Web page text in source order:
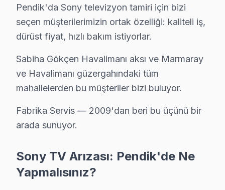
Harmandere sakinleri Sony TV arızaları için sık bizi
Pendik TV Servis Merkezi →
Kavakpınar Sony Servis
Sony TV Kavakpınar adresinde firmware güncellemesi
Pendik TV Servis Merkezi →
Kaynarca Sony Servis
Pendik'nın Kaynarca bölgesindeki Sony müşterilerimiz
Kaynarca Sony Açılmıyor Arıza →
Kurna mahallesi Sony TV servis hattımız günlük olarak
Pendik TV Servis Merkezi →
Pendik'da Sony televizyon tamiri için bizi
seçen müşterilerimizin ortak özelliği: kaliteli iş,
dürüst fiyat, hızlı bakım istiyorlar.
Sabiha Gökçen Havalimanı aksı ve Marmaray
ve Havalimanı güzergahındaki tüm
mahallelerden bu müşteriler bizi buluyor.
Fabrika Servis — 2009'dan beri bu üçünü bir
arada sunuyor.
Sony TV Arızası: Pendik'de Ne
Yapmalısınız?